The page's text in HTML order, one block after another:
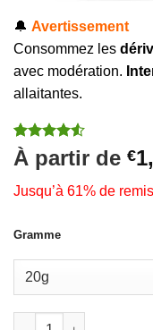
🔔 Avertissement
Consommez les
avec modération.
allaitantes.
Noté 4.5
sur 5 basé
12
notations
À partir de €
Jusqu’à 61% de
Gramme
quantité de Pineapple